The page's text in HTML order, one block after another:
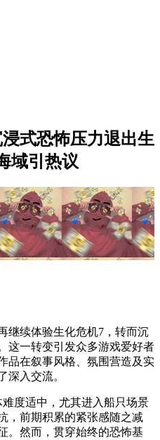
式恐怖压力退出生
域引热议
继续体验生化危机7，转而沉
这一转变引发众多游戏爱好者
品在叙事风格、氛围营造及实
深入交流。
度适中，尤其进入船只场景
，前期积累的紧张感随之减
。然而，贯穿始终的恐怖基